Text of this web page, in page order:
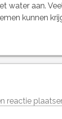
water aan.
kunnen
reactie